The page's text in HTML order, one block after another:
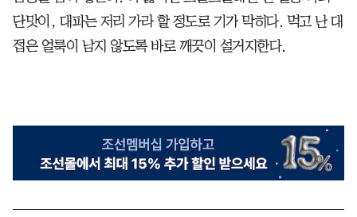
단맛이, 대파는 저리 가라 할 정도로 기가 막히다. 먹고 난 대
접은 얼룩이 남지 않도록 바로 깨끗이 설거지한다.